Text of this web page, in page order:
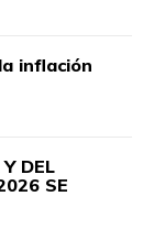
inflación
DEL
SE